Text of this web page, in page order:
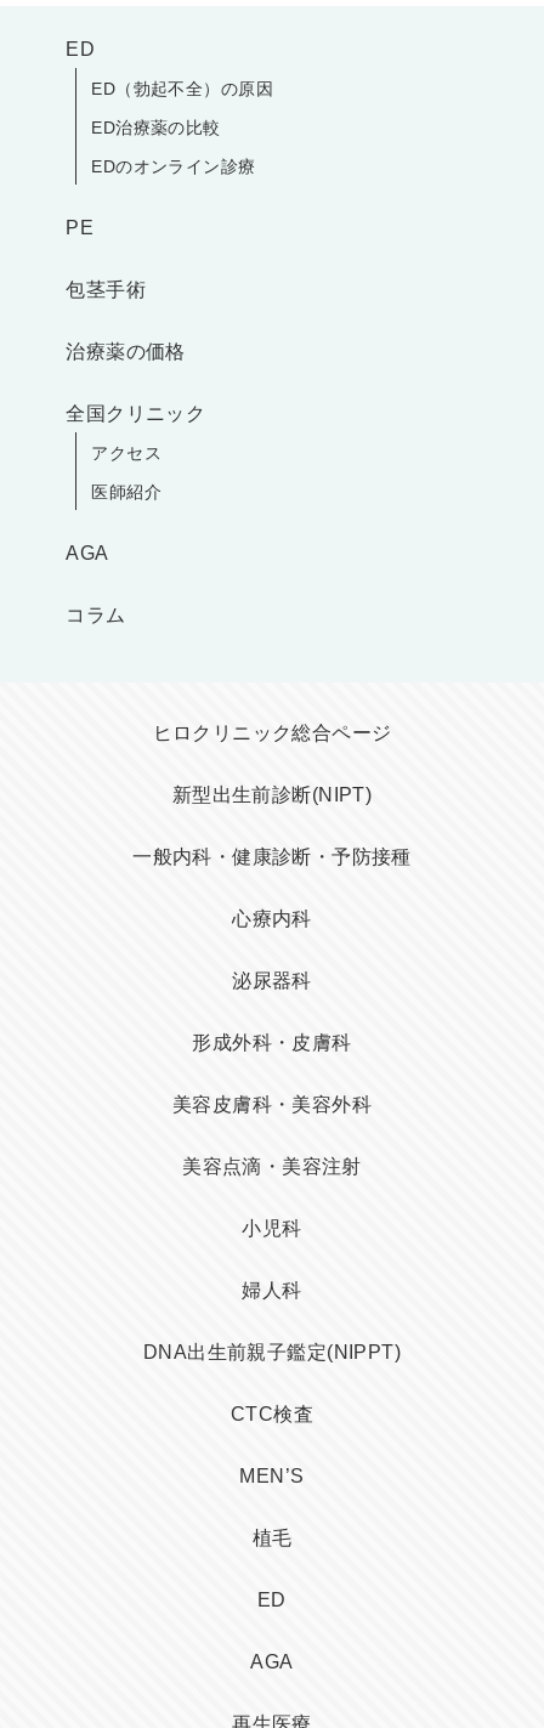
ED
ED（勃起不全）の原因
ED治療薬の比較
EDのオンライン診療
PE
包茎手術
治療薬の価格
全国クリニック
アクセス
医師紹介
AGA
コラム
ヒロクリニック総合ページ
新型出生前診断(NIPT)
一般内科・健康診断・予防接種
心療内科
泌尿器科
形成外科・皮膚科
美容皮膚科・美容外科
美容点滴・美容注射
小児科
婦人科
DNA出生前親子鑑定(NIPPT)
CTC検査
MEN’S
植毛
ED
AGA
再生医療